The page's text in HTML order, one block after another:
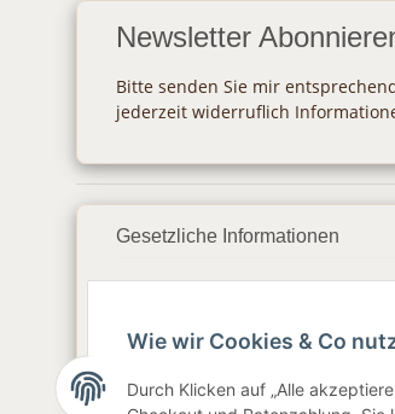
Newsletter
Bitte senden Sie mir
jederzeit widerruflich
Gesetzliche Informationen
AGB
Sitemap
Wie wir Cookies & Co
Durch Klicken auf „Alle